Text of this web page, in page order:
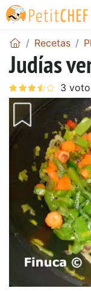
Recetas
Judías